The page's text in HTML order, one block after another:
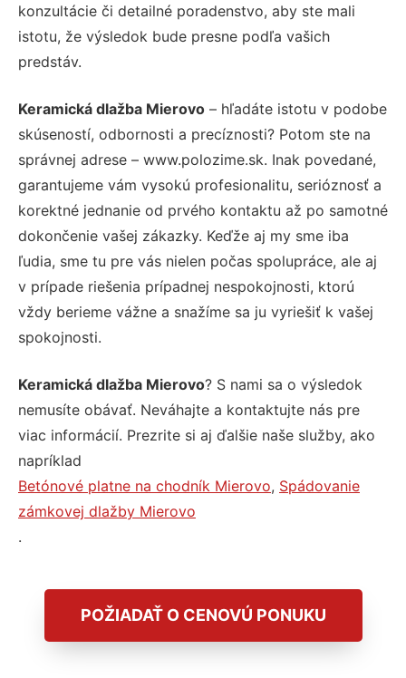
konzultácie či detailné poradenstvo, aby ste mali
istotu, že výsledok bude presne podľa vašich
predstáv.
Keramická dlažba Mierovo – hľadáte istotu v podobe
skúseností, odbornosti a precíznosti? Potom ste na
správnej adrese – www.polozime.sk. Inak povedané,
garantujeme vám vysokú profesionalitu, serióznosť a
korektné jednanie od prvého kontaktu až po samotné
dokončenie vašej zákazky. Keďže aj my sme iba
ľudia, sme tu pre vás nielen počas spolupráce, ale aj
v prípade riešenia prípadnej nespokojnosti, ktorú
vždy berieme vážne a snažíme sa ju vyriešiť k vašej
spokojnosti.
Keramická dlažba Mierovo? S nami sa o výsledok
nemusíte obávať. Neváhajte a kontaktujte nás pre
viac informácií. Prezrite si aj ďalšie naše služby, ako
napríklad
Betónové platne na chodník Mierovo, Spádovanie
zámkovej dlažby Mierovo
.
POŽIADAŤ O CENOVÚ PONUKU